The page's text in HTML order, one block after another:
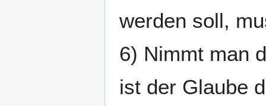
werden soll,
6) Nimmt man
ist der Glaube